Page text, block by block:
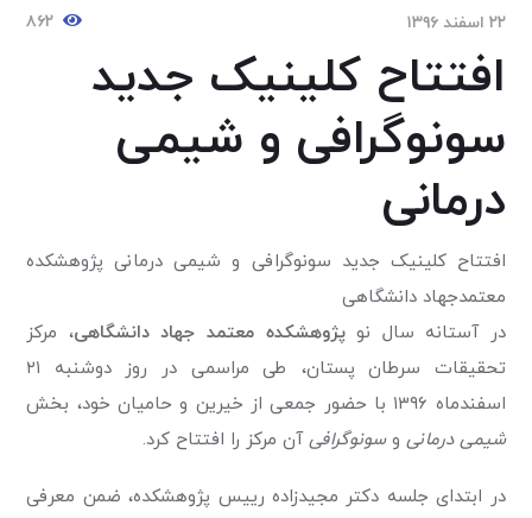
۲۲ اسفند ۱۳۹۶ ۸۶۲
افتتاح کلینیک جدید
سونوگرافی و شیمی
درمانی
افتتاح کلینیک جدید سونوگرافی و شیمی درمانی پژوهشکده
معتمدجهاد دانشگاهی
در آستانه سال نوپژوهشکده معتمد جهاد دانشگاهی، مرکز
تحقیقات سرطان پستان، طی مراسمی در روز دوشنبه ۲۱
اسفندماه ۱۳۹۶ با حضور جمعی از خیرین و حامیان خود، بخش
شیمی درمانی وسونوگرافیآن مرکز را افتتاح کرد.
در ابتدای جلسه دکتر مجید‌زاده رییس پژوهشکده، ضمن معرفی